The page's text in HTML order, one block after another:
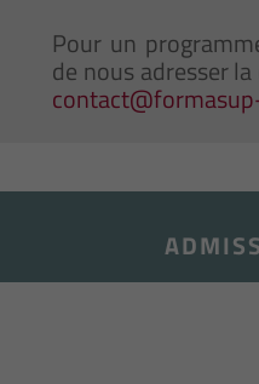
Pour un
de nous adresser